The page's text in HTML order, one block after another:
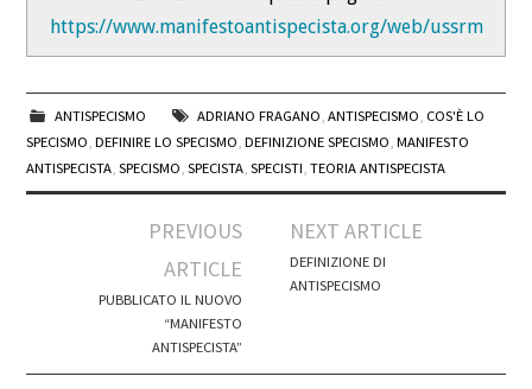
https://www.manifestoantispecista.org/web/ussrm
ANTISPECISMO ADRIANO FRAGANO, ANTISPECISMO, COS'È LO
SPECISMO,DEFINIRE LO SPECISMO,DEFINIZIONE SPECISMO,MANIFESTO
ANTISPECISTA,SPECISMO,SPECISTA,SPECISTI,TEORIA ANTISPECISTA
PREVIOUS
ARTICLE
PUBBLICATO IL NUOVO
“MANIFESTO
ANTISPECISTA”
NEXT ARTICLE
DEFINIZIONE DI
ANTISPECISMO